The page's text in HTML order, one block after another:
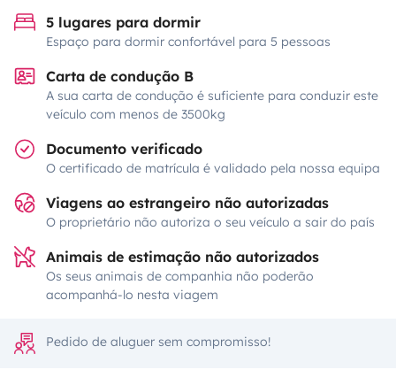
5 lugares para dormir
Espaço para dormir confortável para 5 pessoas
Carta de condução B
A sua carta de condução é suficiente para conduzir este
veículo com menos de 3500kg
Documento verificado
O certificado de matrícula é validado pela nossa equipa
Viagens ao estrangeiro não autorizadas
O proprietário não autoriza o seu veículo a sair do país
Animais de estimação não autorizados
Os seus animais de companhia não poderão
acompanhá-lo nesta viagem
Pedido de aluguer sem compromisso!